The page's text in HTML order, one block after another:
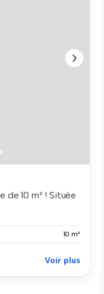
10 m² ! Située
10 m²
Voir plus